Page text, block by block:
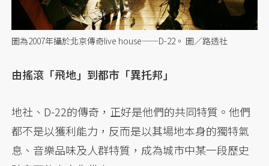
圖為2007年攝於北京傳奇live house——D-22。 圖／路透社
由搖滾「飛地」到都市「異托邦」
地社、D-22的傳奇，正好是他們的共同特質。他們
都不是以獲利能力，反而是以其場地本身的獨特氣
息、音樂品味及人群特質，成為城市中某一段歷史